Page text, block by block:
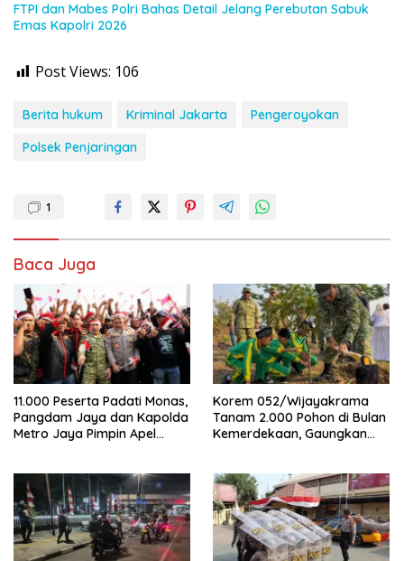
FTPI dan Mabes Polri Bahas Detail Jelang Perebutan Sabuk
Emas Kapolri 2026
Post Views: 106
Berita hukum Kriminal Jakarta
Pengeroyokan
Polsek Penjaringan
1
Baca Juga
11.000 Peserta Padati Monas,
Pangdam Jaya dan Kapolda
Metro Jaya Pimpin Apel
Korem 052/Wijayakrama
Tanam 2.000 Pohon di Bulan
Kemerdekaan, Gaungkan